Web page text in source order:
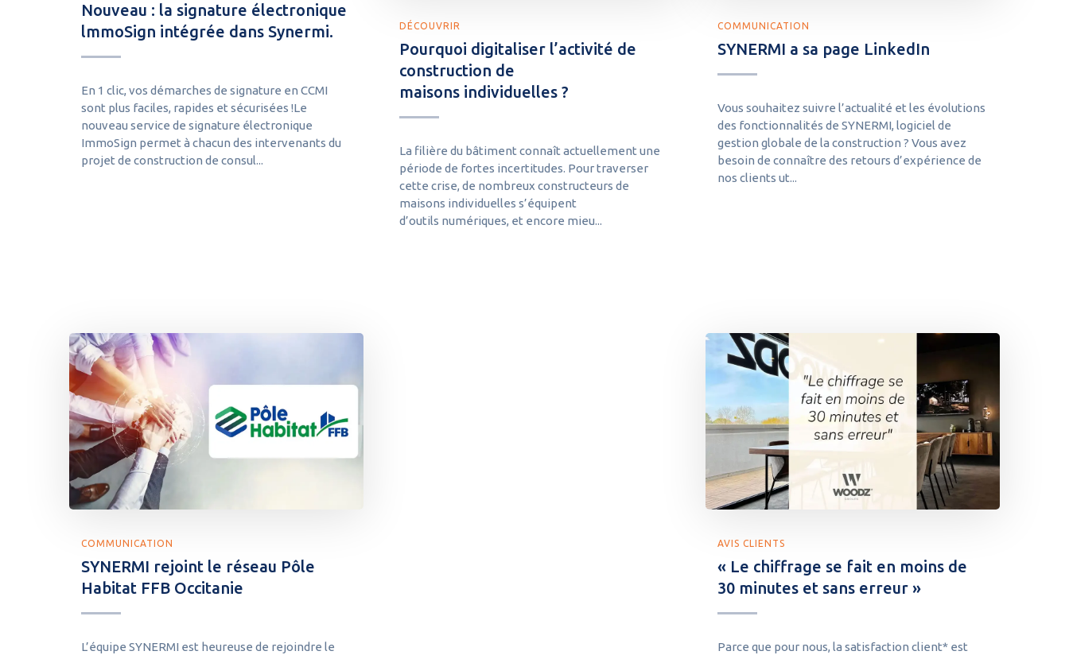
Nouveau : la signature électronique
lmmoSign intégrée dans Synermi.
En 1 clic, vos démarches de signature en CCMI
sont plus faciles, rapides et sécurisées !Le
nouveau service de signature électronique
ImmoSign permet à chacun des intervenants du
projet de construction de consul...
DÉCOUVRIR
Pourquoi digitaliser l’activité de
construction de
maisons individuelles ?
La filière du bâtiment connaît actuellement une
période de fortes incertitudes. Pour traverser
cette crise, de nombreux constructeurs de
maisons individuelles s’équipent
d’outils numériques, et encore mieu...
COMMUNICATION
SYNERMI a sa page LinkedIn
Vous souhaitez suivre l’actualité et les évolutions
des fonctionnalités de SYNERMI, logiciel de
gestion globale de la construction ? Vous avez
besoin de connaître des retours d’expérience de
nos clients ut...
COMMUNICATION
SYNERMI rejoint le réseau Pôle
Habitat FFB Occitanie
L’équipe SYNERMI est heureuse de rejoindre le
AVIS CLIENTS
« Le chiffrage se fait en moins de
30 minutes et sans erreur »
Parce que pour nous, la satisfaction client* est